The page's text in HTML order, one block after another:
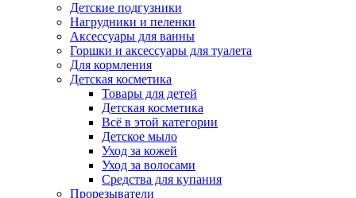
Детские подгузники
Нагрудники и пеленки
Аксессуары для ванны
Горшки и аксессуары для туалета
Для кормления
Детская косметика
Товары для детей
Детская косметика
Всё в этой категории
Детское мыло
Уход за кожей
Уход за волосами
Средства для купания
Прорезыватели